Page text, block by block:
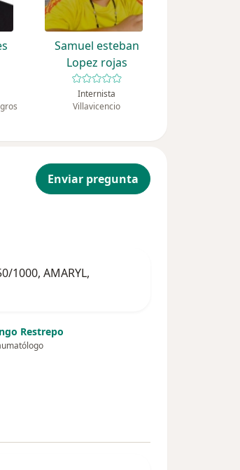
Samuel esteban
Lopez rojas
Internista
Villavicencio
Enviar pregunta
1000, AMARYL,
Restrepo